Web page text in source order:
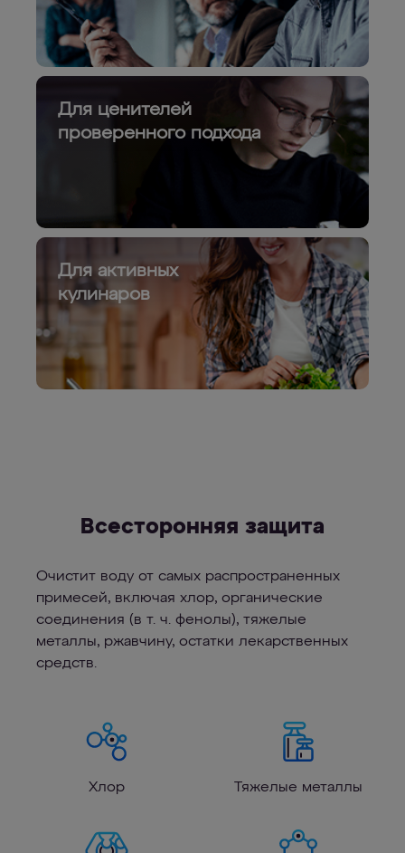
Для ценителей
проверенного подхода
Для активных
кулинаров
Всесторонняя защита
Очистит воду от самых распространенных
примесей, включая хлор, органические
соединения (в т. ч. фенолы), тяжелые
металлы, ржавчину, остатки лекарственных
средств.
Хлор Тяжелые металлы